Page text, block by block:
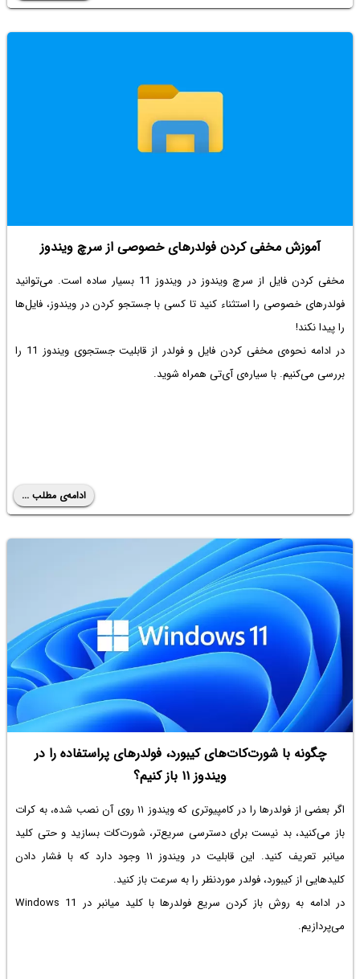
آموزش مخفی کردن فولدرهای خصوصی از سرچ ویندوز
مخفی کردن فایل از سرچ ویندوز در ویندوز 11 بسیار ساده است. می‌توانید
فولدرهای خصوصی را استثناء کنید تا کسی با جستجو کردن در ویندوز، فایل‌ها
را پیدا نکند!
در ادامه نحوه‌ی مخفی کردن فایل و فولدر از قابلیت جستجوی ویندوز 11 را
بررسی می‌کنیم. با سیاره‌ی آی‌تی همراه شوید.
ادامه‌ی مطلب ...
چگونه با شورت‌کات‌های کیبورد، فولدرهای پراستفاده را در
ویندوز ۱۱ باز کنیم؟
اگر بعضی از فولدرها را در کامپیوتری که ویندوز ۱۱ روی آن نصب شده، به کرات
باز می‌کنید، بد نیست برای دسترسی سریع‌تر، شورت‌کات بسازید و حتی کلید
میانبر تعریف کنید. این قابلیت در ویندوز ۱۱ وجود دارد که با فشار دادن
کلیدهایی از کیبورد، فولدر موردنظر را به سرعت باز کنید.
در ادامه به روش باز کردن سریع فولدرها با کلید میانبر در Windows 11
می‌پردازیم.